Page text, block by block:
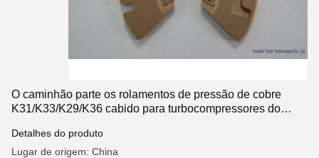
O caminhão parte os rolamentos de pressão de cobre
K31/K33/K29/K36 cabido para turbocompressores do
Detalhes do produto
Lugar de origem: China